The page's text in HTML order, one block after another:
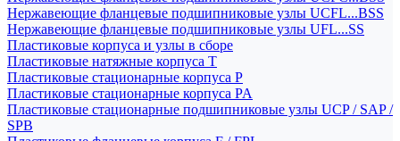
Нержавеющие фланцевые подшипниковые узлы UCFL...BSS
Нержавеющие фланцевые подшипниковые узлы UFL...SS
Пластиковые корпуса и узлы в сборе
Пластиковые натяжные корпуса T
Пластиковые стационарные корпуса P
Пластиковые стационарные корпуса PA
Пластиковые стационарные подшипниковые узлы UCP / SAP /
SPB